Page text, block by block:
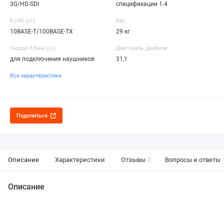
3G/HD-SDI спецификации 1.4
RJ-45 (x1)
10BASE-T/100BASE-TX
Вес
29 кг
Гнездо 3,5мм (x1)
для подключения наушников
Диагональ, дюймов
31,1
Все характеристики
Поделиться
Описание Характеристики Отзывы 0 Вопросы и ответы
Описание